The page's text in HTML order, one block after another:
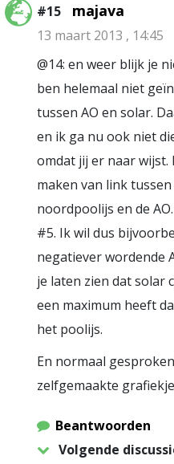
#15 majava
13 maart 2013 , 14:45
@14: en weer blijk je
ben helemaal niet
tussen AO en solar.
en ik ga nu ook niet
omdat jij er naar
maken van link
noordpoolijs en de
#5. Ik wil dus
negatiever wordende
je laten zien dat solar
een maximum heeft
het poolijs.
En normaal
zelfgemaakte
Beantwoorden
Volgende